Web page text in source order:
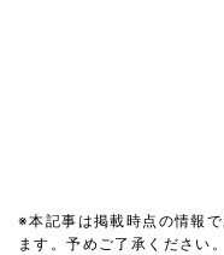
※本記事は掲載時点の情報
ます。予めご了承ください。